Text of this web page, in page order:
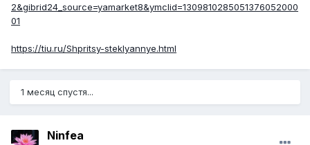
2&gibrid24_source=yamarket8&ymclid=1309810285051376052000
01
https://tiu.ru/Shpritsy-steklyannye.html
1 месяц спустя...
Ninfea